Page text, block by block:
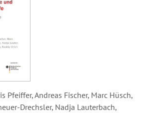
Pfeiffer, Andreas Fischer, Marc Hüsch,
Drechsler, Nadja Lauterbach,